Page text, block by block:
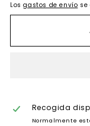
Losgastos de envío
Recogida
Normalmente